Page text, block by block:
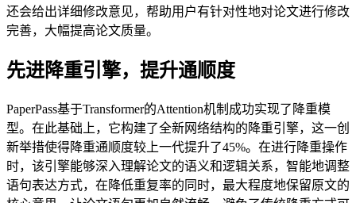
还会给出详细修改意见，帮助用户有针对性地对论文进行修改
完善，大幅提高论文质量。
先进降重引擎，提升通顺度
PaperPass基于Transformer的Attention机制成功实现了降重模
型。在此基础上，它构建了全新网络结构的降重引擎，这一创
新举措使得降重通顺度较上一代提升了45%。在进行降重操作
时，该引擎能够深入理解论文的语义和逻辑关系，智能地调整
语句表达方式，在降低重复率的同时，最大程度地保留原文的